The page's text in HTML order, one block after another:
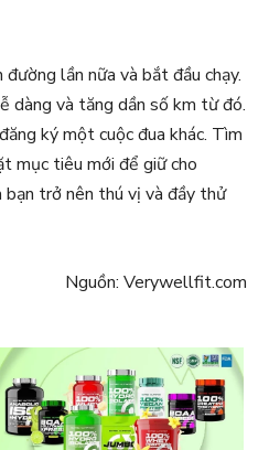
lần nữa và bắt đầu chạy.
dàng và tăng dần số km từ đó.
ký một cuộc đua khác. Tìm
mục tiêu mới để giữ cho
bạn trở nên thú vị và đầy thử
Nguồn: Verywellfit.com